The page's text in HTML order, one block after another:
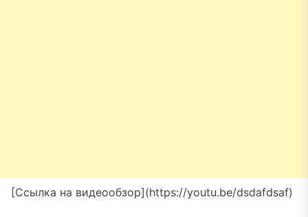
[Ссылка на видеообзор](https://youtu.be/dsdafdsaf)